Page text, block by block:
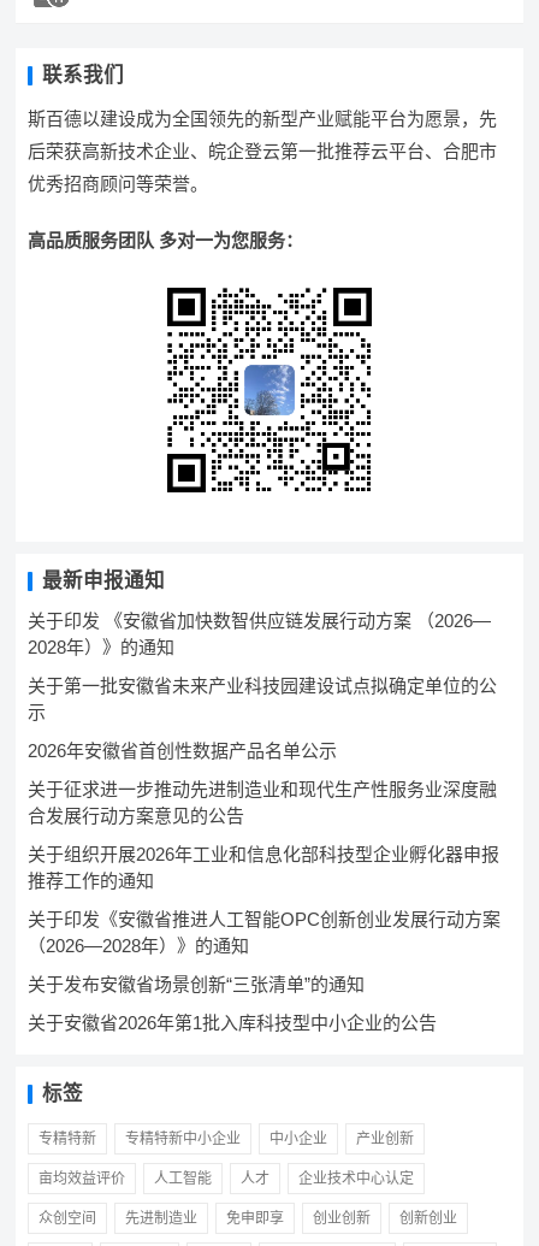
联系我们
斯百德以建设成为全国领先的新型产业赋能平台为愿景，先
后荣获高新技术企业、皖企登云第一批推荐云平台、合肥市
优秀招商顾问等荣誉。
高品质服务团队 多对一为您服务：
最新申报通知
关于印发 《安徽省加快数智供应链发展行动方案 （2026—
2028年）》的通知
关于第一批安徽省未来产业科技园建设试点拟确定单位的公
示
2026年安徽省首创性数据产品名单公示
关于征求进一步推动先进制造业和现代生产性服务业深度融
合发展行动方案意见的公告
关于组织开展2026年工业和信息化部科技型企业孵化器申报
推荐工作的通知
关于印发《安徽省推进人工智能OPC创新创业发展行动方案
（2026—2028年）》的通知
关于发布安徽省场景创新“三张清单”的通知
关于安徽省2026年第1批入库科技型中小企业的公告
标签
专精特新 专精特新中小企业 中小企业 产业创新
亩均效益评价 人工智能 人才 企业技术中心认定
众创空间 先进制造业 免申即享 创业创新 创新创业